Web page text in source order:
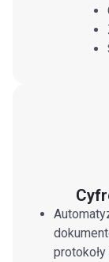
protokoły